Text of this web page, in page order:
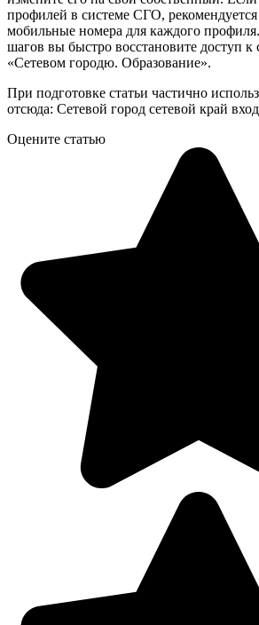
профилей в системе СГО, рекомендуется
мобильные номера для каждого
шагов вы быстро восстановите доступ к
«Сетевом городю. Образование».
При подготовке статьи частично
отсюда: Сетевой город сетевой край
Оцените статью